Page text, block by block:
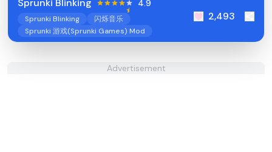
Sprunki Blinking 4.9
Sprunki Blinking
闪烁音乐
Sprunki 游戏(Sprunki Games) Mod
2,493
Advertisement